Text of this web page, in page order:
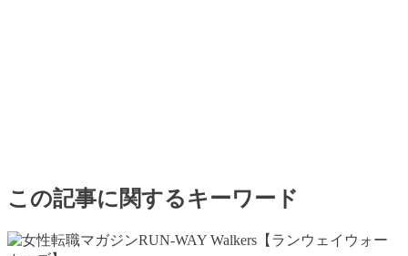
この記事に関するキーワード